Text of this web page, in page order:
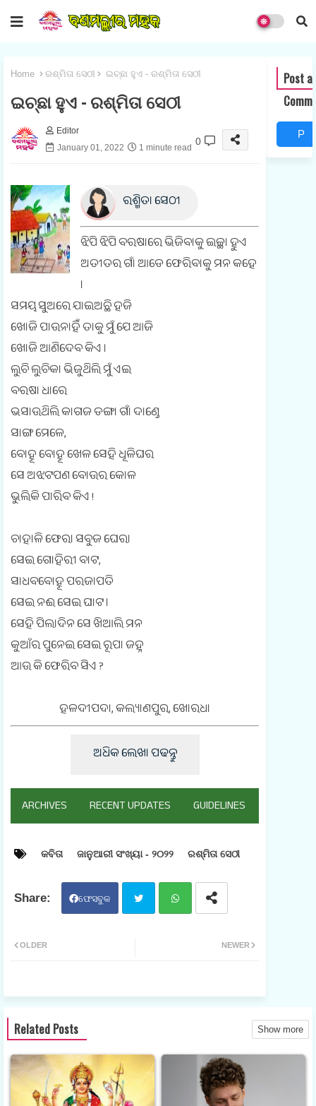
Home ରଶ୍ମିତା ସେଠୀ ଇଚ୍ଛା ହୁଏ - ରଶ୍ମିତା ସେଠୀ
ଇଚ୍ଛା ହୁଏ - ରଶ୍ମିତା ସେଠୀ
Editor
January 01, 2022
1 minute read
0
ରଶ୍ମିତା ସେଠୀ
ଝିପି ଝିପି ବରଷାରେ ଭିଜିବାକୁ ଇଚ୍ଛା ହୁଏ
ଅତୀତର ଗାଁ ଆଡେ ଫେରିବାକୁ ମନ କହେ
।
ସମୟ ସୁଅରେ ଯାଇଅଛି ହଜି
ଖୋଜି ପାଉନାହିଁ ତାକୁ ମୁଁ ଯେ ଆଜି
ଖୋଜି ଆଣିଦେବ କିଏ ।
ଲୁଚି ଲୁଚିକା ଭିଜୁଥିଲି ମୁଁ ଏଇ
ବରଷା ଧାରେ
ଭସାଉଥିଲି କାଗଜ ଡଙ୍ଗା ଗାଁ ଦାଣ୍ଡେ
ସାଙ୍ଗ ମେଳେ,
ବୋହୂ ବୋହୂ ଖେଳ ସେହି ଧୂଳିଘର
ସେ ଅଝଟପଣ ବୋଉର କୋଳ
ଭୁଲିକି ପାରିବ କିଏ !
ଚାହାଳି ଫେରା ସବୁଜ ଘେରା
ସେଇ ଗୋହିରୀ ବାଟ,
ସାଧବବୋହୂ ପରଜାପତି
ସେଇ ନଈ ସେଇ ଘାଟ ।
ସେହି ପିଲାଦିନ ସେ ଖିଆଲି ମନ
କୁଆଁର ପୁନେଇ ସେଇ ରୂପା ଜହ୍ନ
ଆଉ କି ଫେରିବ ସିଏ ?
ହଳଦୀପଦା, କଲ୍ୟାଣପୁର, ଖୋରଧା
ଅଧିକ ଲେଖା ପଢନ୍ତୁ
ARCHIVES RECENT UPDATES GUIDELINES
କବିତା ଜାନୁଆରୀ ସଂଖ୍ୟା - ୨୦୨୨ ରଶ୍ମିତା ସେଠୀ
ଫେସବୁକ
ଆପ
NEWER
OLDER
Related Posts Show more
Post a
P
o